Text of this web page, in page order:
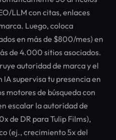
LLM con citas, enlaces
Luego, coloca
en más de $800/mes) en
de 4.000 sitios asociados.
autoridad de marca y el
supervisa tu presencia en
motores de búsqueda con
escalar la autoridad de
de DR para Tulip Films),
(ej., crecimiento 5x del